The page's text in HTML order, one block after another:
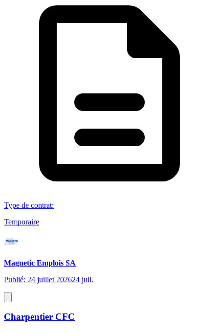
Type de contrat:
Temporaire
Magnetic Emplois SA
Publié: 24 juillet 202624 juil.
Charpentier CFC